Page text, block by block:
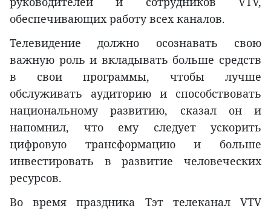
обеспечивающих работу всех каналов.
Телевидение должно осознавать свою
важную роль и вкладывать больше средств
в свои программы, чтобы лучше
обслуживать аудиторию и способствовать
национальному развитию, сказал он и
напомнил, что ему следует ускорить
цифровую трансформацию и больше
инвестировать в развитие человеческих
ресурсов.
Во время праздника Тэт телеканал VTV